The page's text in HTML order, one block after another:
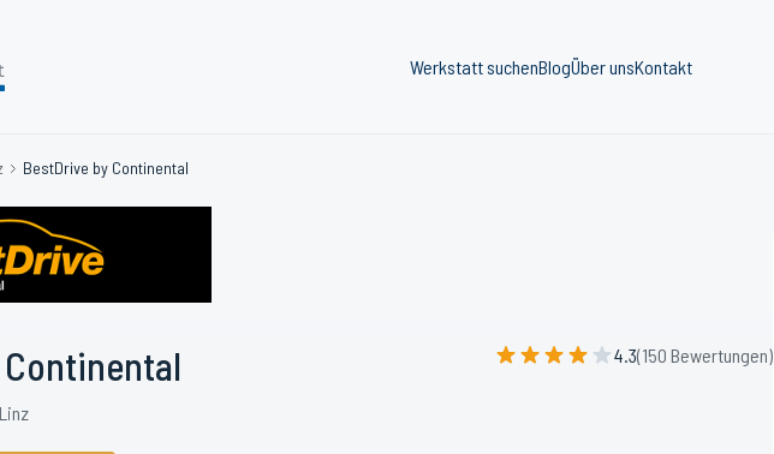
Werkstatt suchenBlogÜber unsKontakt
BestDrive by Continental
4.3(150 Bewertungen)